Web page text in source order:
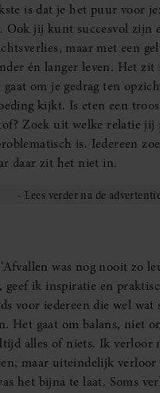
is dat je het puur voor
Ook jij kunt succesvol zijn
maar met een
én langer leven. Het
om je gedrag ten
kijkt. Is eten een
Zoek uit welke relatie jij
is. Iedereen
daar zit het niet in.
was nog nooit zo
geef ik inspiratie en
voor iedereen die wel
Het gaat om balans, niet
alles of niets. Ik verloor
maar uiteindelijk
het bijna te laat. Soms